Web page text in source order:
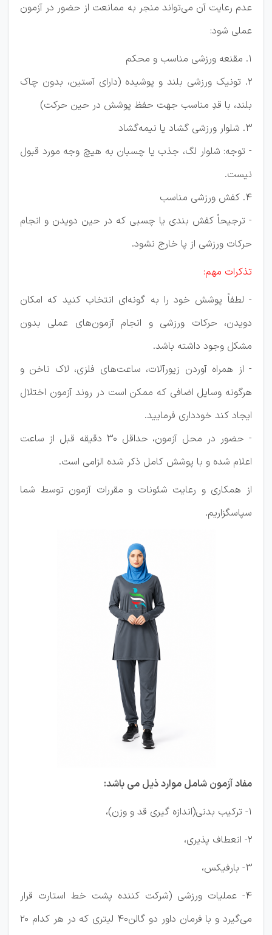
عدم رعایت آن می‌تواند منجر به ممانعت از حضور در آزمون
عملی شود:
1. مقنعه ورزشی مناسب و محکم
2. تونیک ورزشی بلند و پوشیده (دارای آستین، بدون چاک
بلند، با قدِ مناسب جهت حفظ پوشش در حین حرکت)
3. شلوار ورزشی گشاد یا نیمه‌گشاد
- توجه: شلوار لگ، جذب یا چسبان به هیچ وجه مورد قبول
نیست.
4. کفش ورزشی مناسب
- ترجیحاً کفش بندی یا چسبی که در حین دویدن و انجام
حرکات ورزشی از پا خارج نشود.
تذکرات مهم:
- لطفاً پوشش خود را به گونه‌ای انتخاب کنید که امکان
دویدن، حرکات ورزشی و انجام آزمون‌های عملی بدون
مشکل وجود داشته باشد.
- از همراه آوردن زیورآلات، ساعت‌های فلزی، لاک ناخن و
هرگونه وسایل اضافی که ممکن است در روند آزمون اختلال
ایجاد کند خودداری فرمایید.
- حضور در محل آزمون، حداقل ۳۰ دقیقه قبل از ساعت
اعلام شده و با پوشش کامل ذکر شده الزامی است.
از همکاری و رعایت شئونات و مقررات آزمون توسط شما
سپاسگزاریم.
مفاد آزمون شامل موارد ذیل می باشد:
1- ترکیب بدنی(اندازه گیری قد و وزن)،
2- انعطاف پذیری،
3- بارفیکس،
4- عملیات ورزشی (شرکت کننده پشت خط استارت قرار
می‌گیرد و با فرمان داور دو گالن40 لیتری که در هر کدام 20